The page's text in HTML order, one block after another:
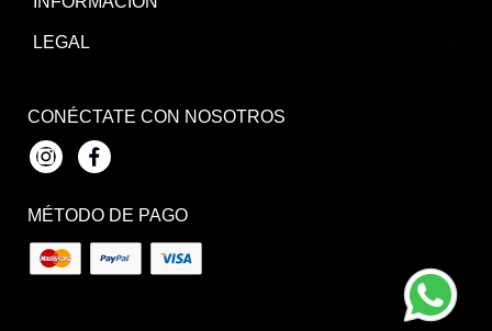
LEGAL
CONÉCTATE CON NOSOTROS
InstagramFacebook
MÉTODO DE PAGO